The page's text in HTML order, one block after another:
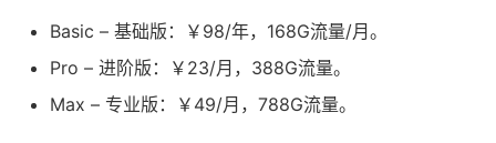
Basic – 基础版：￥98/年，168G流量/月。
Pro – 进阶版：￥23/月，388G流量。
Max – 专业版：￥49/月，788G流量。